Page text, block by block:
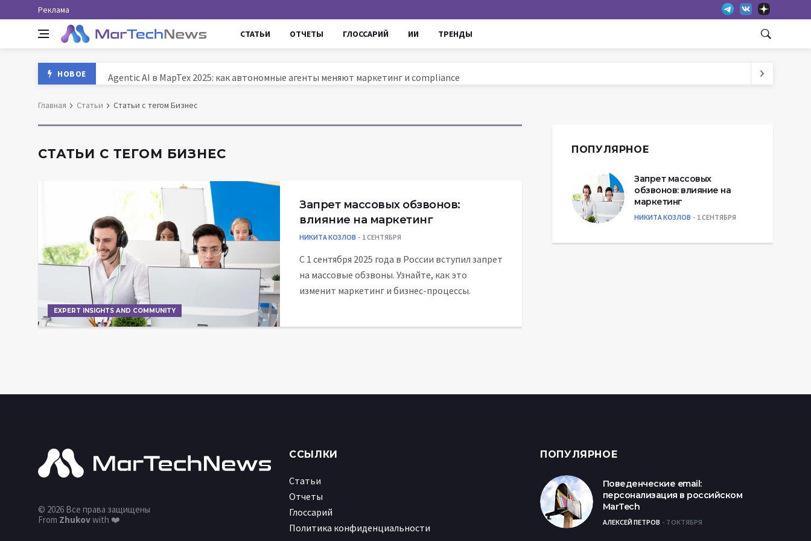
Реклама
СТАТЬИ ОТЧЕТЫ ГЛОССАРИЙ ИИ ТРЕНДЫ
НОВОЕ
Agentic AI в МарТех 2025: как автономные агенты меняют маркетинг и compliance
Главная Статьи Статьи с тегом Бизнес
СТАТЬИ С ТЕГОМ БИЗНЕС
EXPERT INSIGHTS AND COMMUNITY
Запрет массовых обзвонов:
влияние на маркетинг
НИКИТА КОЗЛОВ 1 СЕНТЯБРЯ
С 1 сентября 2025 года в России вступил запрет
на массовые обзвоны. Узнайте, как это
изменит маркетинг и бизнес-процессы.
ПОПУЛЯРНОЕ
Запрет массовых
обзвонов: влияние на
маркетинг
НИКИТА КОЗЛОВ 1 СЕНТЯБРЯ
© 2026 Все права защищены
From Zhukovwith ❤️
ССЫЛКИ
Статьи
Отчеты
Глоссарий
Политика конфиденциальности
ПОПУЛЯРНОЕ
Поведенческие email:
персонализация в российском
MarTech
АЛЕКСЕЙ ПЕТРОВ 7 ОКТЯБРЯ